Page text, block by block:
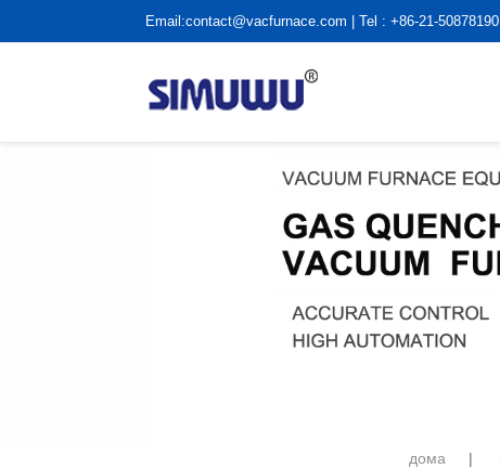
Email:contact@vacfurnace.com | Tel : +86-21-50878190
дома